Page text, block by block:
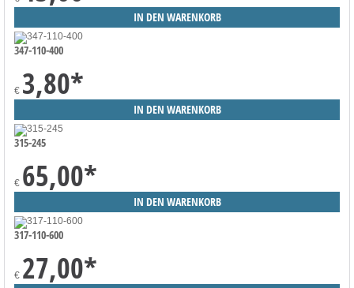
347-110-400
€ 3,80*
315-245
€ 65,00*
317-110-600
€ 27,00*